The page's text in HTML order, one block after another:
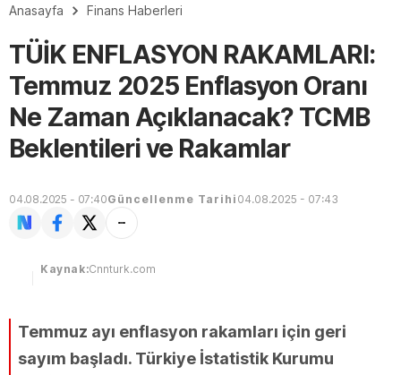
Anasayfa Finans Haberleri
TÜİK ENFLASYON RAKAMLARI:
Temmuz 2025 Enflasyon Oranı
Ne Zaman Açıklanacak? TCMB
Beklentileri ve Rakamlar
04.08.2025 - 07:40Güncellenme Tarihi 04.08.2025 - 07:43
Kaynak:Cnnturk.com
Temmuz ayı enflasyon rakamları için geri
sayım başladı. Türkiye İstatistik Kurumu